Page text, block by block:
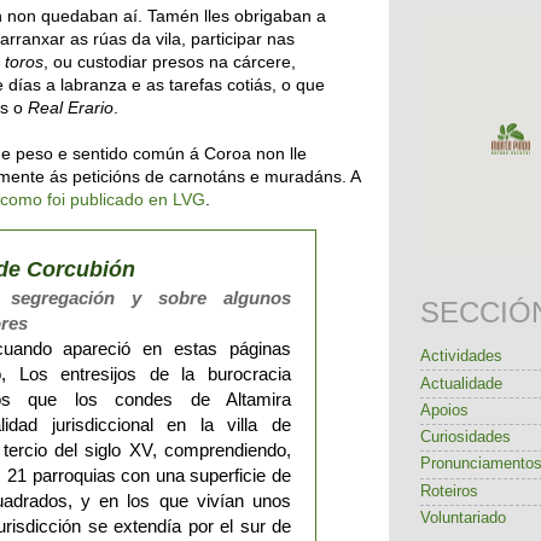
quedaban aí. Tamén lles obrigaban a
as rúas da vila, participar nas
toros , ou custodiar presos na cárcere,
a labranza e as tarefas cotiás, o que
o Real Erario
peso e sentido común á Coroa non lle
ás peticións de carnotáns e muradáns. A
foi publicado en LVG
Corcubión
y sobre algunos
apareció en estas páginas
Los entresijos de la burocracia
que los condes de Altamira
jurisdiccional en la villa de
del siglo XV, comprendiendo,
parroquias con una superficie de
y en los que vivían unos
se extendía por el sur de
Actividades
Actualidade
Apoios
Curiosidades
Pronunciamentos
Roteiros
Voluntariado